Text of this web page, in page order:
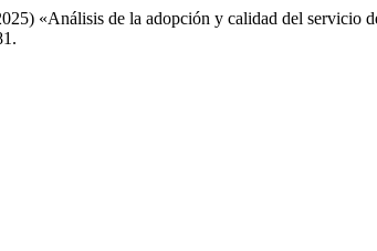
«Análisis de la adopción y calidad del servicio